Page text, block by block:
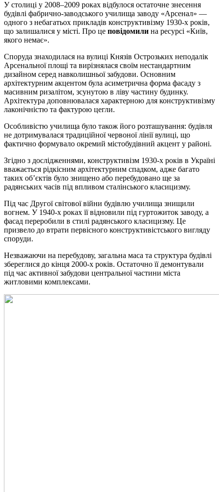
У столиці у 2008–2009 роках відбулося остаточне знесення
будівлі фабрично-заводського училища заводу «Арсенал» —
одного з небагатьох прикладів конструктивізму 1930-х років,
що залишалися у місті. Про це повідомили на ресурсі «Київ,
якого немає».
Споруда знаходилася на вулиці Князів Острозьких неподалік
Арсенальної площі та вирізнялася своїм нестандартним
дизайном серед навколишньої забудови. Основним
архітектурним акцентом була асиметрична форма фасаду з
масивним ризалітом, зсунутою в ліву частину будинку.
Архітектура доповнювалася характерною для конструктивізму
лаконічністю та фактурою цегли.
Особливістю училища було також його розташування: будівля
не дотримувалася традиційної червоної лінії вулиці, що
фактично формувало окремий містобудівний акцент у районі.
Згідно з дослідженнями, конструктивізм 1930-х років в Україні
вважається рідкісним архітектурним спадком, адже багато
таких об’єктів було знищено або перебудовано ще за
радянських часів під впливом сталінського класицизму.
Під час Другої світової війни будівлю училища знищили
вогнем. У 1940-х роках її відновили під гуртожиток заводу, а
фасад переробили в стилі радянського класицизму. Це
призвело до втрати первісного конструктивістського вигляду
споруди.
Незважаючи на перебудову, загальна маса та структура будівлі
збереглися до кінця 2000-х років. Остаточно її демонтували
під час активної забудови центральної частини міста
житловими комплексами.